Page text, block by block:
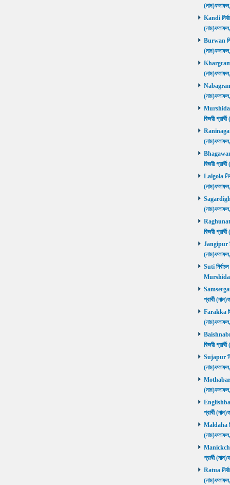
Kandi
Burwan
Khargram
Nabagram
বিজয়ী
Raninagar
বিজয়ী
Lalgola
Sagardighi
বিজয়ী
Jangipur
Suti
প্রার্থী
Farakka
বিজয়ী
Sujapur
Mothabari
প্রার্থী
Maldaha
প্রার্থী
Ratua